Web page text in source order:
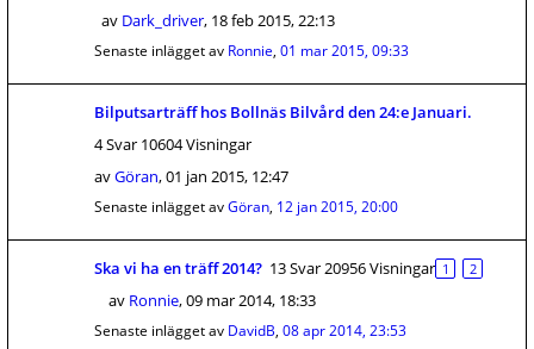
av Dark_driver, 18 feb 2015, 22:13
Senaste inlägget av Ronnie, 01 mar 2015, 09:33
Bilputsarträff hos Bollnäs Bilvård den 24:e Januari.
4 Svar 10604 Visningar
avGöran,01 jan 2015, 12:47
Senaste inlägget avGöran, 12 jan 2015, 20:00
Ska vi ha en träff 2014? 13 Svar 20956 Visningar 1 2
av Ronnie,09 mar 2014, 18:33
Senaste inlägget av DavidB, 08 apr 2014, 23:53